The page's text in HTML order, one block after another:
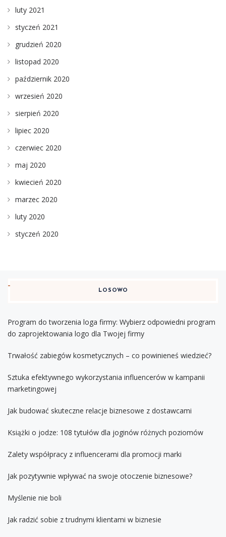
luty 2021
styczeń 2021
grudzień 2020
listopad 2020
październik 2020
wrzesień 2020
sierpień 2020
lipiec 2020
czerwiec 2020
maj 2020
kwiecień 2020
marzec 2020
luty 2020
styczeń 2020
LOSOWO
Program do tworzenia loga firmy: Wybierz odpowiedni program
do zaprojektowania logo dla Twojej firmy
Trwałość zabiegów kosmetycznych – co powinieneś wiedzieć?
Sztuka efektywnego wykorzystania influencerów w kampanii
marketingowej
Jak budować skuteczne relacje biznesowe z dostawcami
Książki o jodze: 108 tytułów dla joginów różnych poziomów
Zalety współpracy z influencerami dla promocji marki
Jak pozytywnie wpływać na swoje otoczenie biznesowe?
Myślenie nie boli
Jak radzić sobie z trudnymi klientami w biznesie